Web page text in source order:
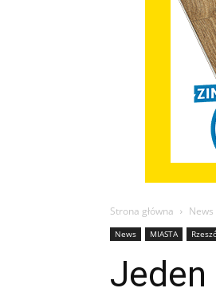
Strona główna News
News MIASTA
Jeden